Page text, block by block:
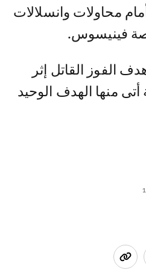
محاولات وانسلالات
فينيسوس.
الفوز القاتل إثر
منها الهدف الوحيد